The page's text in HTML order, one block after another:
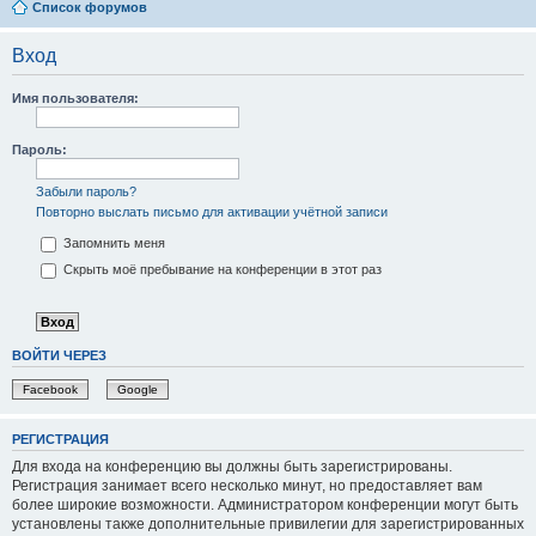
Список форумов
Вход
Имя пользователя:
Пароль:
Забыли пароль?
Повторно выслать письмо для активации учётной записи
Запомнить меня
Скрыть моё пребывание на конференции в этот раз
ВОЙТИ ЧЕРЕЗ
Facebook Google
РЕГИСТРАЦИЯ
Для входа на конференцию вы должны быть зарегистрированы.
Регистрация занимает всего несколько минут, но предоставляет вам
более широкие возможности. Администратором конференции могут быть
установлены также дополнительные привилегии для зарегистрированных